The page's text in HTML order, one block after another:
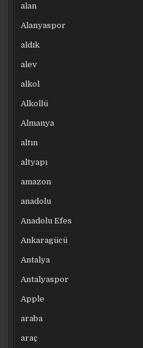
alan
Alanyaspor
aldık
alev
alkol
Alkollü
Almanya
altın
altyapı
amazon
anadolu
Anadolu Efes
Ankaragücü
Antalya
Antalyaspor
Apple
araba
araç